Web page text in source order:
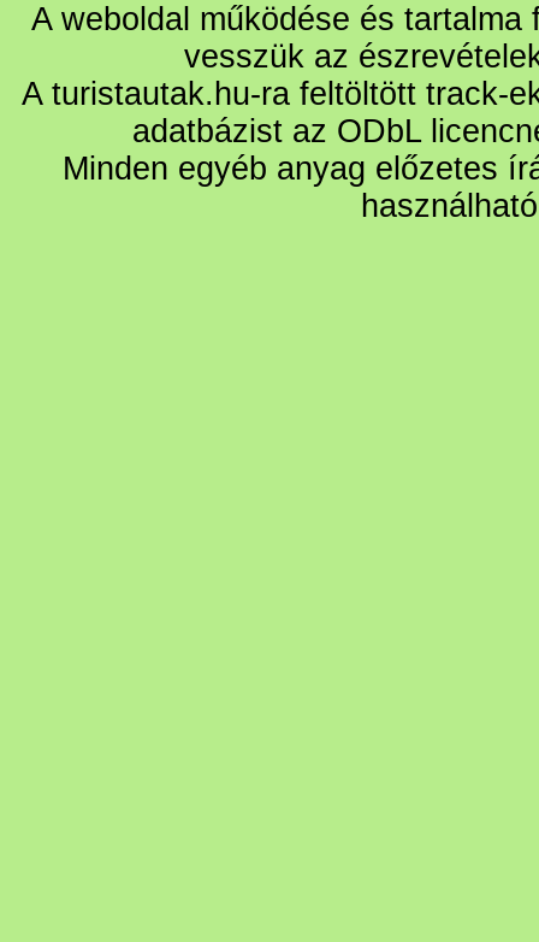
A weboldal működése és
vesszük az
A turistautak.hu-ra feltöltött track-
adatbázist az ODbL
Minden egyéb anyag előzetes